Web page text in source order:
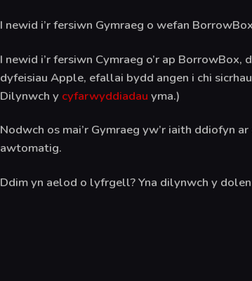
I newid i’r fersiwn Gymraeg o wefan
I newid i’r fersiwn Cymraeg o’r ap BorrowBox,
dyfeisiau Apple, efallai bydd angen i chi
Dilynwch y cyfarwyddiadau yma.)
Nodwch os mai’r Gymraeg yw’r iaith ddiofyn
awtomatig.
Ddim yn aelod o lyfrgell? Yna dilynwch y